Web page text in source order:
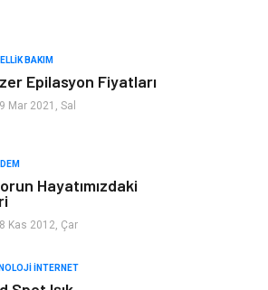
Moda
Tatil
BAKIM
Epilasyon Fiyatları
Mar 2021, Sal
Hayatımızdaki
Kas 2012, Çar
İNTERNET